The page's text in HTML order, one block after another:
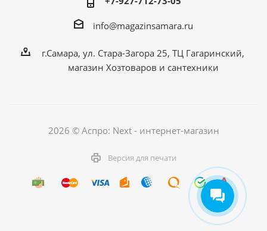
info@magazinsamara.ru
г.Самара, ул. Стара-Загора 25, ТЦ Гагаринский,
магазин Хозтоваров и сантехники
2026 © Аспро: Next - интернет-магазин
Версия для печати